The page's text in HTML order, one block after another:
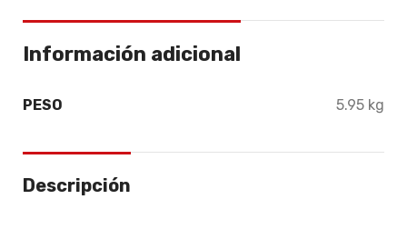
Información adicional
PESO 5.95 kg
Descripción